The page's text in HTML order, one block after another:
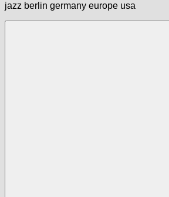
jazz berlin germany europe usa